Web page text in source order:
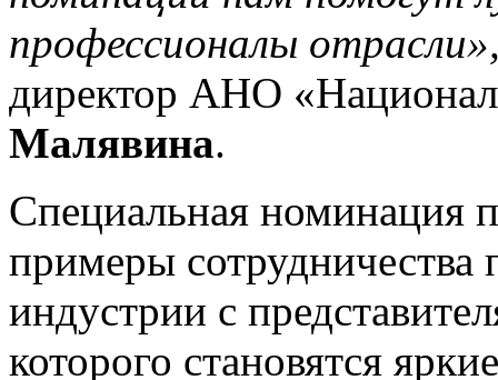
профессионалы
директор АНО
Малявина.
Специальная номинация
примеры сотрудничества
индустрии с
которого становятся